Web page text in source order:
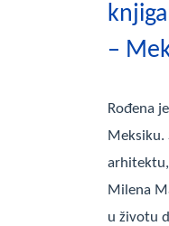
–
Rođena
Meksiku.
Milena
u životu